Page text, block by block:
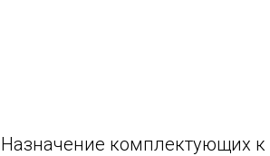
Назначение комплектующих к